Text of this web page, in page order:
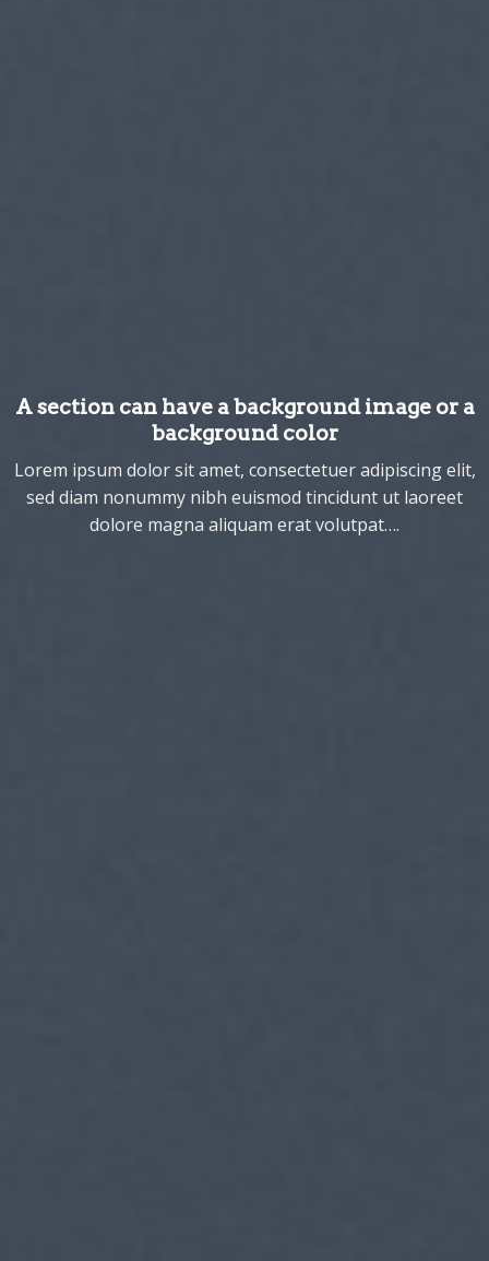
A section can have a background image or a
background color
Lorem ipsum dolor sit amet, consectetuer adipiscing elit,
sed diam nonummy nibh euismod tincidunt ut laoreet
dolore magna aliquam erat volutpat….